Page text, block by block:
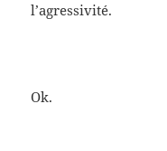
l’agressivité.
Ok.